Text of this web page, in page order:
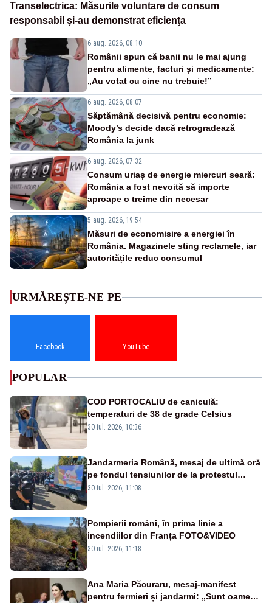
Transelectrica: Măsurile voluntare de consum
responsabil şi-au demonstrat eficienţa
6 aug. 2026, 08:10
Românii spun că banii nu le mai ajung
pentru alimente, facturi și medicamente:
„Au votat cu cine nu trebuie!”
6 aug. 2026, 08:07
Săptămână decisivă pentru economie:
Moody’s decide dacă retrogradează
România la junk
6 aug. 2026, 07:32
Consum uriaș de energie miercuri seară:
România a fost nevoită să importe
aproape o treime din necesar
5 aug. 2026, 19:54
Măsuri de economisire a energiei în
România. Magazinele sting reclamele, iar
autoritățile reduc consumul
URMĂREȘTE-NE PE
Facebook YouTube
POPULAR
COD PORTOCALIU de caniculă:
temperaturi de 38 de grade Celsius
30 iul. 2026, 10:36
Jandarmeria Română, mesaj de ultimă oră
pe fondul tensiunilor de la protestul
masiv al fermierilor - VIDEO
30 iul. 2026, 11:08
Pompierii români, în prima linie a
incendiilor din Franța FOTO&VIDEO
30 iul. 2026, 11:18
Ana Maria Păcuraru, mesaj-manifest
pentru fermieri și jandarmi: „Sunt oameni